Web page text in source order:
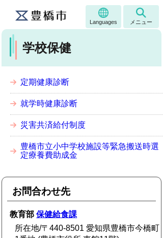
Languages メニュー
学校保健
定期健康診断
就学時健康診断
災害共済給付制度
豊橋市立小中学校施設等緊急搬送時選
定療養費助成金
お問合わせ先
教育部保健給食課
所在地/〒440-8501 愛知県豊橋市今橋町